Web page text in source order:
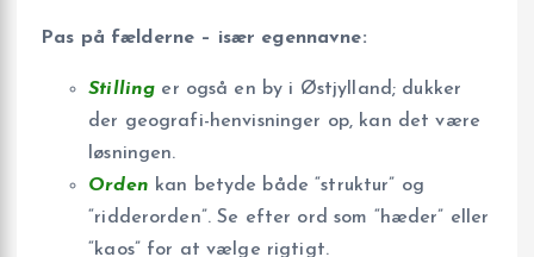
Pas på fælderne – især egennavne:
Stilling er også en by i Østjylland; dukker
der geografi-henvisninger op, kan det være
løsningen.
Orden kan betyde både “struktur” og
“ridderorden”. Se efter ord som “hæder” eller
“kaos” for at vælge rigtigt.